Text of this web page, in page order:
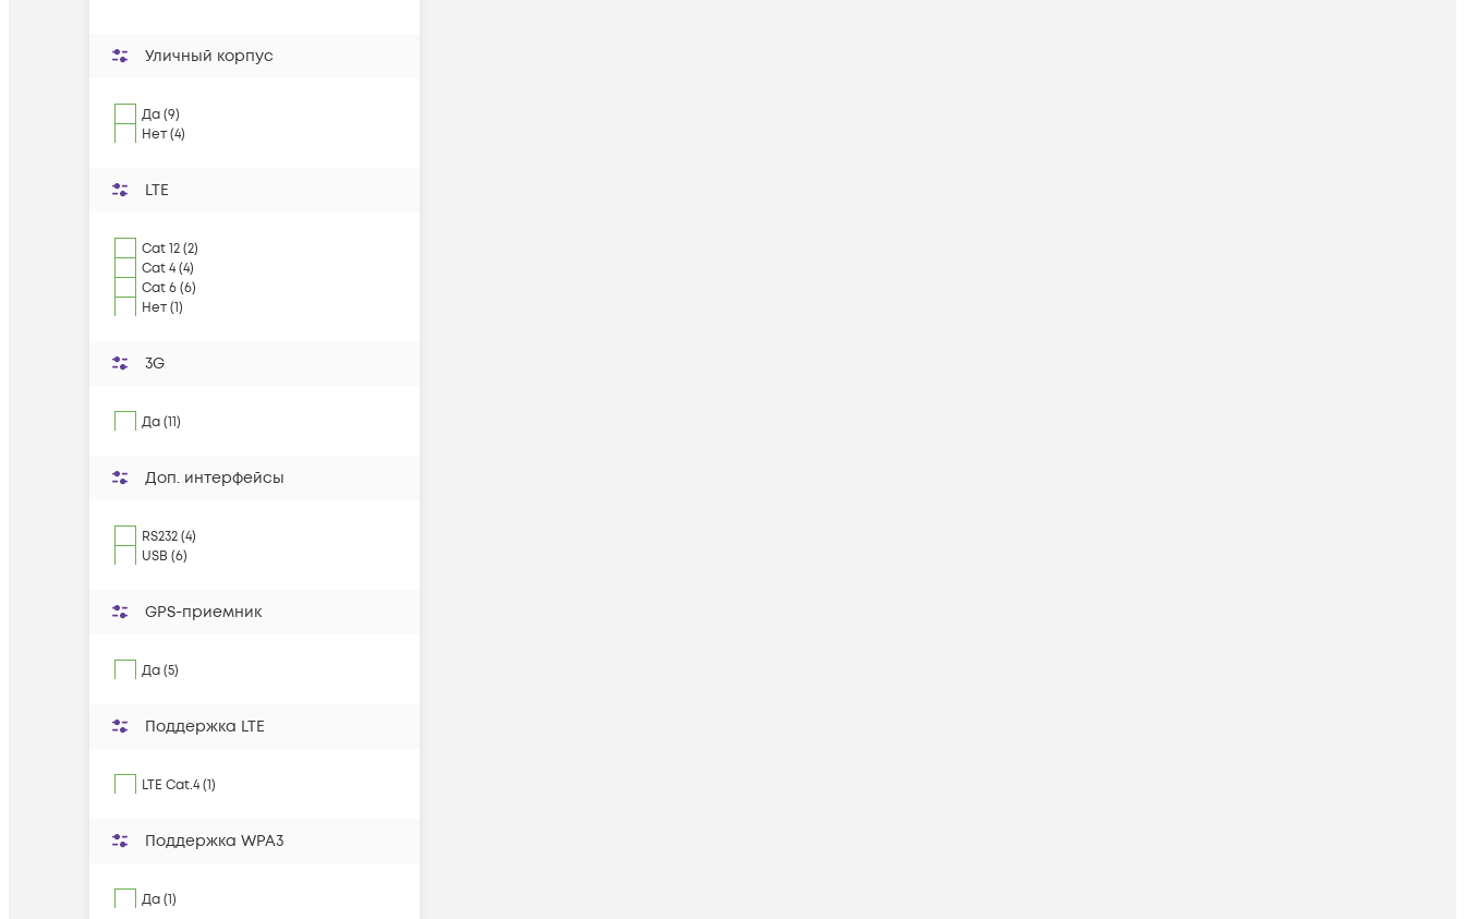
Уличный корпус
Да (9)
Нет (4)
LTE
Cat 12 (2)
Cat 4 (4)
Cat 6 (6)
Нет (1)
3G
Да (11)
Доп. интерфейсы
RS232 (4)
USB (6)
GPS-приемник
Да (5)
Поддержка LTE
LTE Cat.4 (1)
Поддержка WPA3
Да (1)